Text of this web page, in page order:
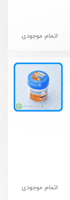
اتمام موجودی
اتمام موجودی